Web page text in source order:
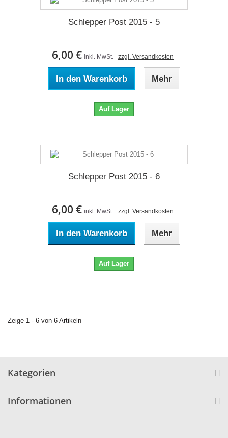
Schlepper Post 2015 - 5
6,00 € inkl. MwSt. zzgl. Versandkosten
In den Warenkorb Mehr
Auf Lager
Schlepper Post 2015 - 6
6,00 € inkl. MwSt. zzgl. Versandkosten
In den Warenkorb Mehr
Auf Lager
Zeige 1 - 6 von 6 Artikeln
Kategorien
Informationen